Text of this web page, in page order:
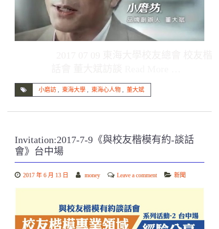
小磨訪 , 東海大學 , 東海心人物 , 董大斌
Invitation:2017-7-9《與校友楷模有約-談話
會》台中場
2017 年 6 月 13 日 money Leave a comment 新聞